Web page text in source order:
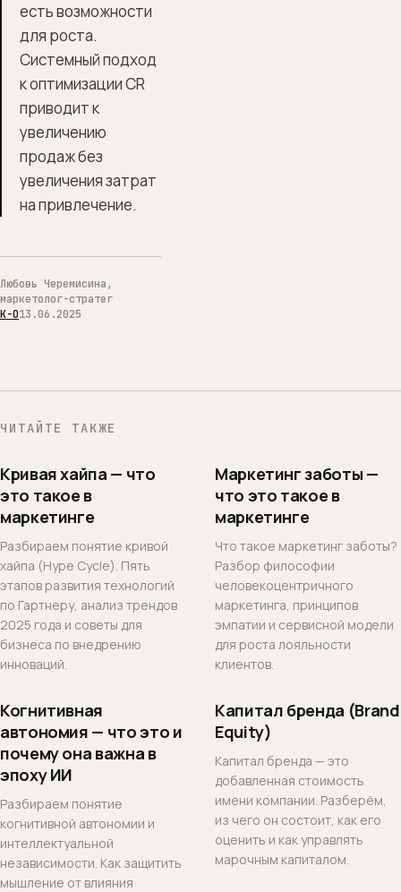
есть возможности
для роста.
Системный подход
к оптимизации CR
приводит к
увеличению
продаж без
увеличения затрат
на привлечение.
Любовь Черемисина,
маркетолог-стратег
К-О13.06.2025
ЧИТАЙТЕ ТАКЖЕ
Кривая хайпа — что
это такое в
маркетинге
Разбираем понятие кривой
хайпа (Hype Cycle). Пять
этапов развития технологий
по Гартнеру, анализ трендов
2025 года и советы для
бизнеса по внедрению
инноваций.
Маркетинг заботы —
что это такое в
маркетинге
Что такое маркетинг заботы?
Разбор философии
человекоцентричного
маркетинга, принципов
эмпатии и сервисной модели
для роста лояльности
клиентов.
Когнитивная
автономия — что это и
почему она важна в
эпоху ИИ
Разбираем понятие
когнитивной автономии и
интеллектуальной
независимости. Как защитить
мышление от влияния
Капитал бренда (Brand
Equity)
Капитал бренда — это
добавленная стоимость
имени компании. Разберём,
из чего он состоит, как его
оценить и как управлять
марочным капиталом.